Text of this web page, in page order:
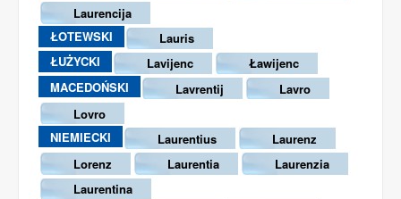
Laurencija
ŁOTEWSKI
Lauris
ŁUŻYCKI
Lavijenc
Ławijenc
MACEDOŃSKI
Lavrentij
Lavro
Lovro
NIEMIECKI
Laurentius
Laurenz
Lorenz
Laurentia
Laurenzia
Laurentina